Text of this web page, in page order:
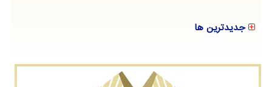
جدیدترین ها